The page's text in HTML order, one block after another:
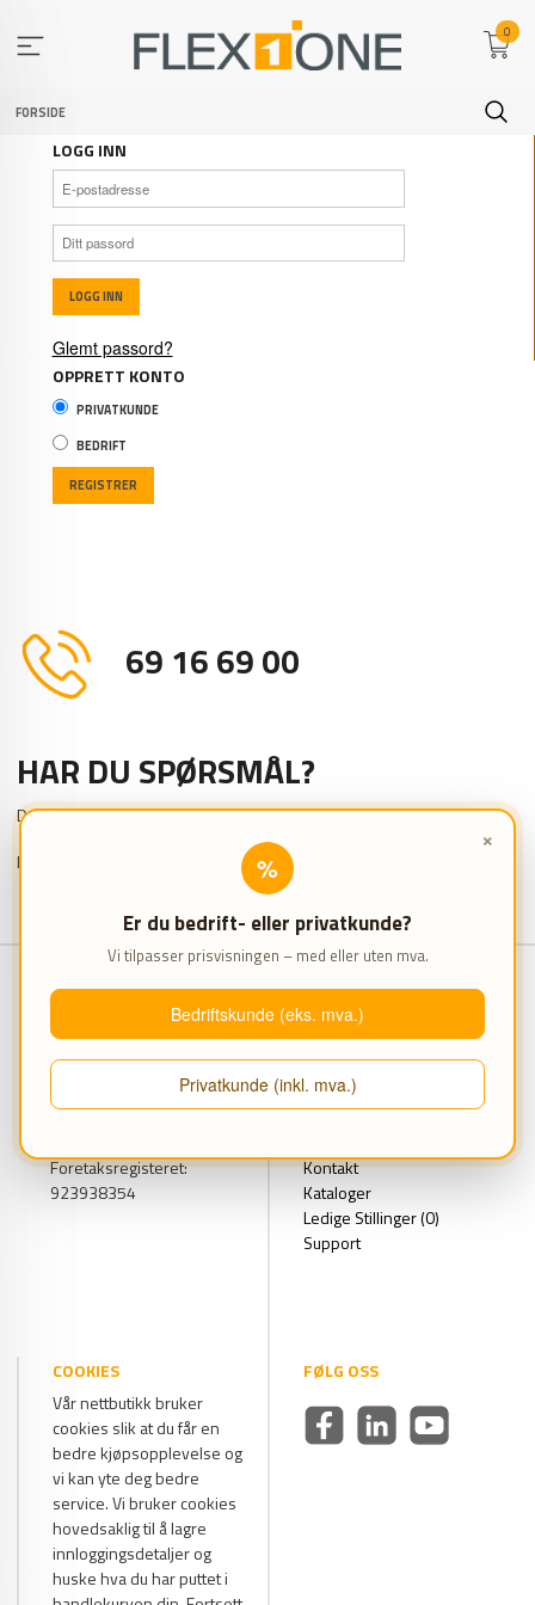
×
%
Er du bedrift- eller privatkunde?
Vi tilpasser prisvisningen – med eller uten mva.
Bedriftskunde (eks. mva.)
Privatkunde (inkl. mva.)
innholdet
0
FORSIDE
LOGG INN
Glemt passord?
OPPRETT KONTO
PRIVATKUNDE
BEDRIFT
69 16 69 00
HAR DU SPØRSMÅL?
Da er du velkommen til å kontakte oss.
Kontoret er åpent mandag - fredag kl 8.00 - 16.00
FIRMAINFORMASJON
FLEX1ONE AS
Svarthagsveien 7
Tlf. 69 16 69 00
Foretaksregisteret:
923938354
SNARVEIER
FLEXLINE Konfigurator
Referanser
Leasing
Showroom
Kontakt
Kataloger
Ledige Stillinger (0)
Support
COOKIES
Vår nettbutikk bruker
cookies slik at du får en
bedre kjøpsopplevelse og
vi kan yte deg bedre
service. Vi bruker cookies
hovedsaklig til å lagre
innloggingsdetaljer og
huske hva du har puttet i
FØLG OSS